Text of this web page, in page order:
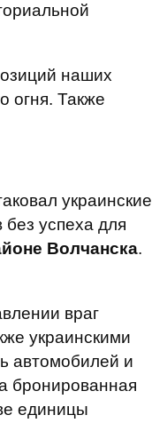
наших
огня. Также
украинские
успеха для
Волчанска.
враг
украинскими
автомобилей и
бронированная
единицы